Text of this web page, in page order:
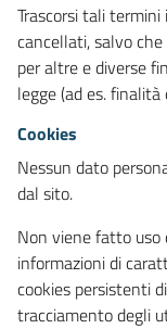
Trascorsi tali
cancellati, salvo
per altre e diverse
legge (ad es. finalità
Cookies
Nessun dato
dal sito.
Non viene fatto uso
informazioni di
cookies persistenti
tracciamento degli